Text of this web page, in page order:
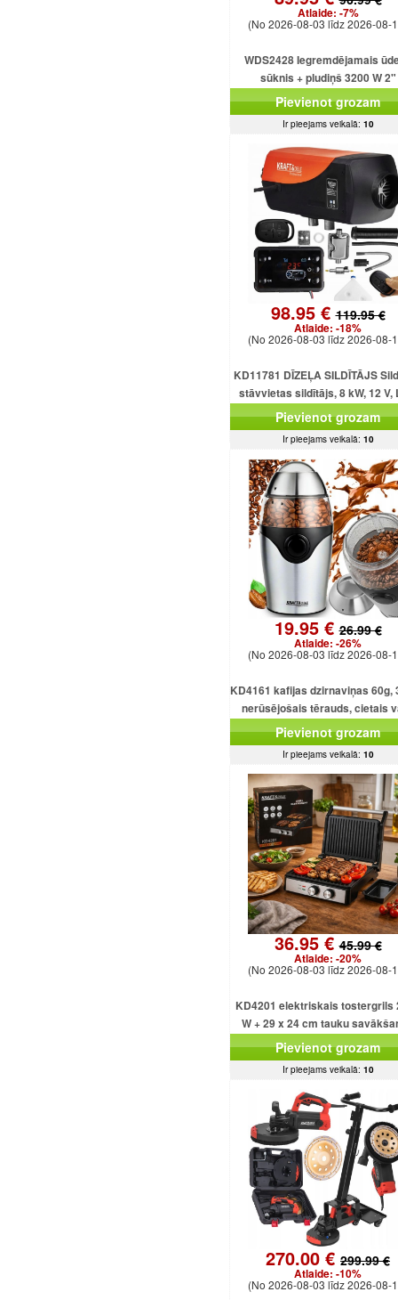
Atlaide: -7%
(No 2026-08-03 līdz 2026-08-
WDS2428 Iegremdējamais
sūknis + pludiņš 3200 W 2"
Pievienot grozam
Ir pieejams veikalā: 10
98.95 €119.95 €
Atlaide: -18%
(No 2026-08-03 līdz 2026-08-
KD11781 DĪZEĻA SILDĪTĀJS
stāvvietas sildītājs, 8 kW, 12 V,
displejs, tīmekļa pārlūkpr
Pievienot grozam
Ir pieejams veikalā: 10
19.95 €26.99 €
Atlaide: -26%
(No 2026-08-03 līdz 2026-08-
KD4161 kafijas dzirnaviņas 60g,
nerūsējošais tērauds, cietais
motors
Pievienot grozam
Ir pieejams veikalā: 10
36.95 €45.99 €
Atlaide: -20%
(No 2026-08-03 līdz 2026-08-
KD4201 elektriskais tostergrils
W + 29 x 24 cm tauku
paplāte
Pievienot grozam
Ir pieejams veikalā: 10
270.00 € 299.99 €
Atlaide: -10%
(No 2026-08-03 līdz 2026-08-